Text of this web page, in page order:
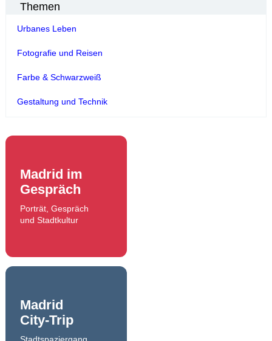
Themen
Urbanes Leben
Fotografie und Reisen
Farbe & Schwarzweiß
Gestaltung und Technik
Madrid im
Gespräch
Porträt, Gespräch
und Stadtkultur
Madrid
City-Trip